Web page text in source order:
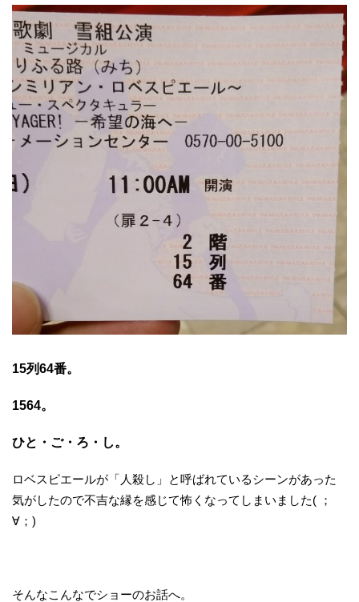
15列64番。
1564。
ひと・ご・ろ・し。
ロベスピエールが「人殺し」と呼ばれているシーンがあった
気がしたので不吉な縁を感じて怖くなってしまいました( ；
∀；)
そんなこんなでショーのお話へ。